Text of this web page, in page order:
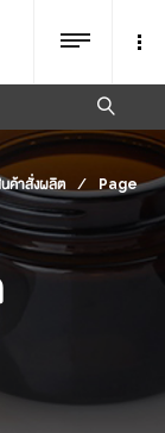
ค้าสั่งผลิต /
Page